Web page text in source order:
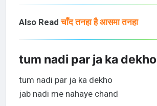
Also Readचाँद तनहा है आसमा तनहा
tum nadi par ja ka dekho
tum nadi par ja ka dekho
jab nadi me nahaye chand